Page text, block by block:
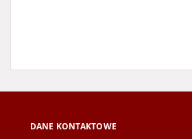
DANE KONTAKTOWE